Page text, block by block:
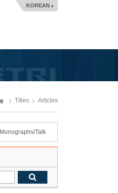
KOREAN
Titles Articles
Monographs/Talk